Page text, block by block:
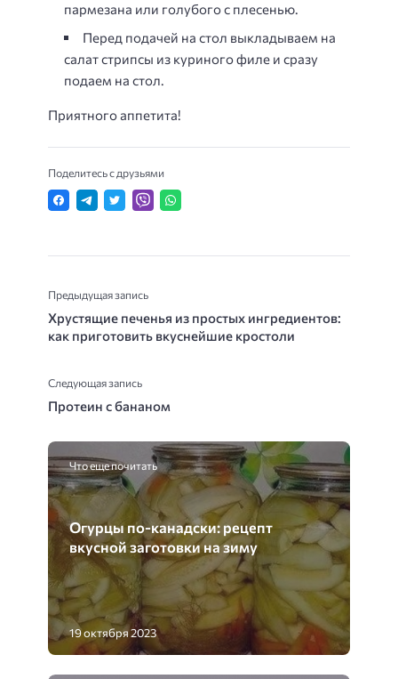
пармезана или голубого с плесенью.
Перед подачей на стол выкладываем на
салат стрипсы из куриного филе и сразу
подаем на стол.
Приятного аппетита!
Поделитесь с друзьями
Предыдущая запись
Хрустящие печенья из простых ингредиентов:
как приготовить вкуснейшие кростоли
Следующая запись
Протеин с бананом
Что еще почитать
Огурцы по-канадски: рецепт
вкусной заготовки на зиму
19 октября 2023